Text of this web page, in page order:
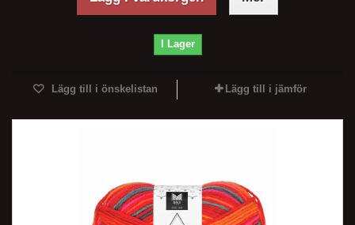
I Lager
Lägg till i önskelistan Lägg till i jämför